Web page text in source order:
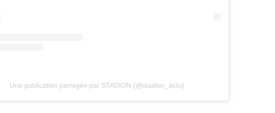
Une publication partagée par STADION (@stadion_actu)